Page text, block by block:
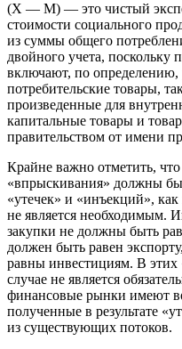
(X — M) — это чистый
стоимости социального
из суммы общего
двойного учета,
включают, по
потребительские товары,
произведенные для
капитальные товары и
правительством от имени
Крайне важно отметить,
«впрыскивания» должны
«утечек» и «инъекций»,
не является необходимым.
закупки не должны быть
должен быть равен
равны инвестициям. В этих
случае не является
финансовые рынки имеют
полученные в результате
из существующих потоков.